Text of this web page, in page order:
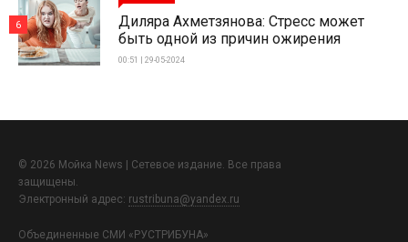
Диляра Ахметзянова: Стресс может
быть одной из причин ожирения
00:51 | 29-05-2024
6
© 2026 Мойка News | Сетевое издание. Все права
защищены.
Электронный адрес: rustribuna@yandex.ru
Объединенные СМИ «РУСТРИБУНА»